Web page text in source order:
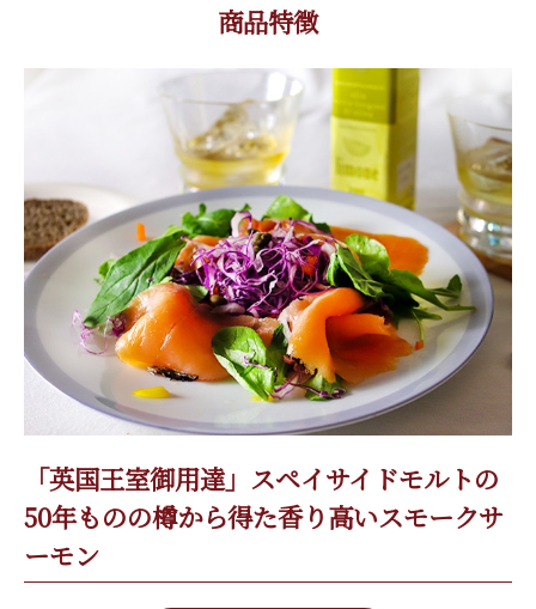
商品特徴
「英国王室御用達」スペイサイドモルトの
50年ものの樽から得た香り高いスモークサ
ーモン